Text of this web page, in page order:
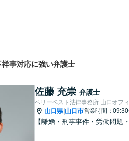
事対応に強い弁護士
佐藤 充崇 弁護士
ベリーベスト法律事務所 山口オフ
山口県| 山口市営業時間：
【離婚・刑事事件・労働問題